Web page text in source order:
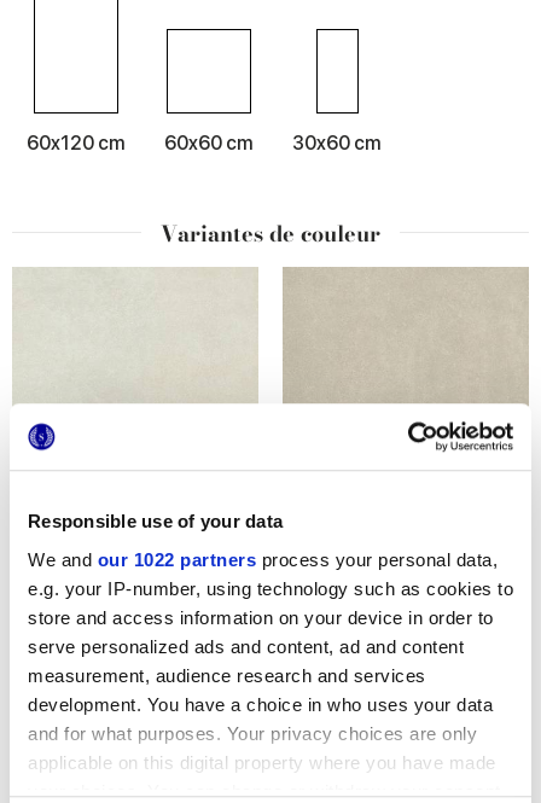
Responsible use of your data
We and our 1022 partners process your personal data,
e.g. your IP-number, using technology such as cookies to
store and access information on your device in order to
serve personalized ads and content, ad and content
measurement, audience research and services
development. You have a choice in who uses your data
and for what purposes. Your privacy choices are only
applicable on this digital property where you have made
your choices. You can change or withdraw your consent
60x120 cm 60x60 cm 30x60 cm
Variantes de couleur
DESYGN WHITE